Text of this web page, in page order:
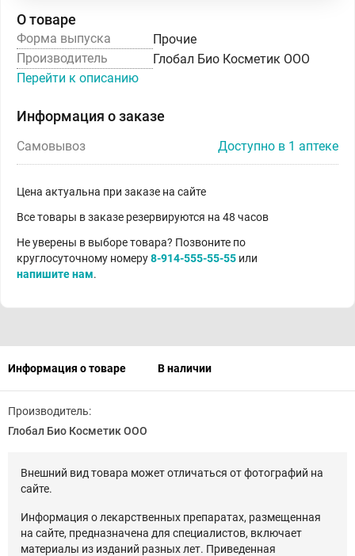
О товаре
Форма выпуска
Прочие
Производитель
Глобал Био Косметик ООО
Перейти к описанию
Информация о заказе
Самовывоз Доступно в 1 аптеке
Цена актуальна при заказе на сайте
Все товары в заказе резервируются на 48 часов
Не уверены в выборе товара? Позвоните по
круглосуточному номеру8-914-555-55-55 или
напишите нам.
Информация о товаре В наличии
Производитель:
Глобал Био Косметик ООО
Внешний вид товара может отличаться от фотографий на
сайте.
Информация о лекарственных препаратах, размещенная
на сайте, предназначена для специалистов, включает
материалы из изданий разных лет. Приведенная